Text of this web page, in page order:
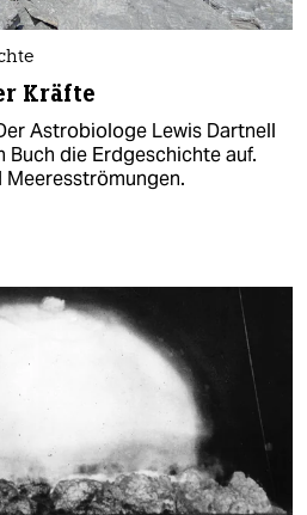
Kräfte
Astrobiologe Lewis Dartnell
Buch die Erdgeschichte auf.
Meeresströmungen.